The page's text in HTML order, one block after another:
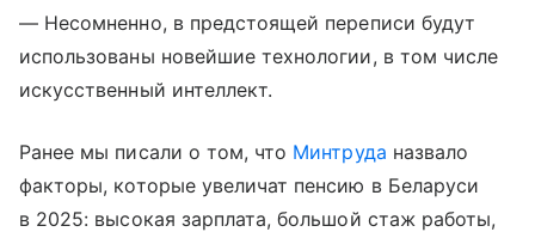
— Несомненно, в предстоящей переписи будут
использованы новейшие технологии, в том числе
искусственный интеллект.
Ранее мы писали о том, что Минтруда назвало
факторы, которые увеличат пенсию в Беларуси
в 2025: высокая зарплата, большой стаж работы,